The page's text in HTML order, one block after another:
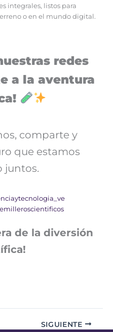
integrales, listos para
o en el mundo digital.
redes
a la aventura
comparte y
que estamos
juntos.
de la diversión
SIGUIENTE